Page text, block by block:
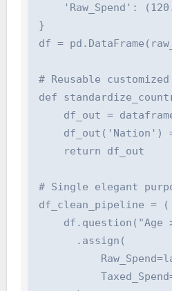
'Raw_Spend':
}
df =
# Reusable
def
df_out =
df_out('Nation')
    return df_out
# Single elegant
df_clean_pipeline = (
df.question("Age
      .assign(